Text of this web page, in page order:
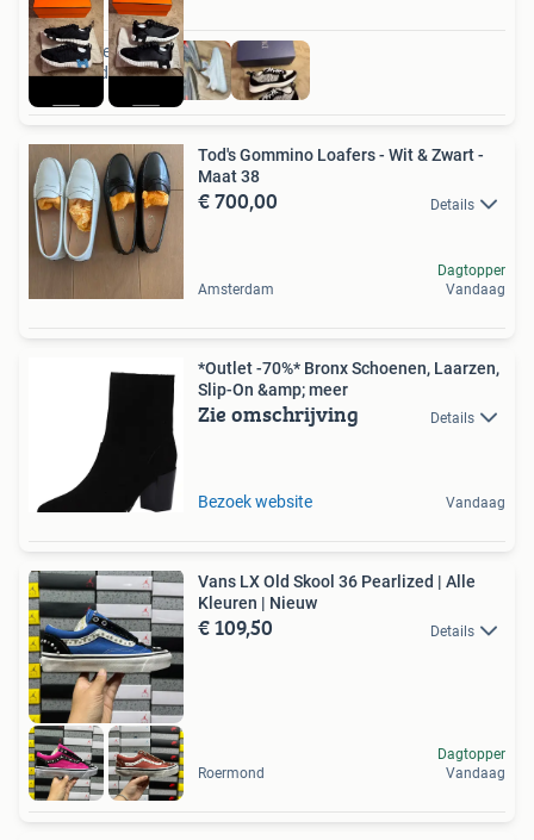
Ook van deze
adverteerder
Tod's Gommino Loafers - Wit & Zwart -
Maat 38
€ 700,00 Details
Amsterdam
Dagtopper
Vandaag
*Outlet -70%* Bronx Schoenen, Laarzen,
Slip-On &amp; meer
Zie omschrijving Details
Bezoek website Vandaag
Vans LX Old Skool 36 Pearlized | Alle
Kleuren | Nieuw
€ 109,50 Details
Roermond
Dagtopper
Vandaag